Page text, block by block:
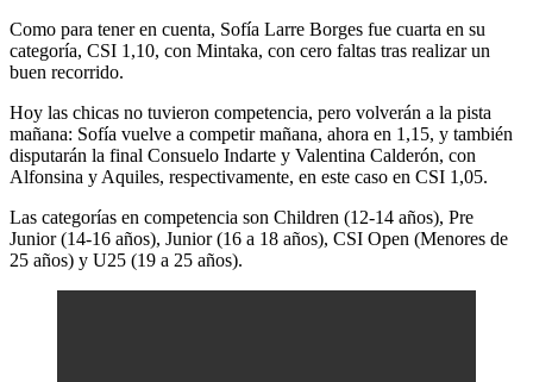
Como para tener en cuenta, Sofía Larre Borges fue cuarta en su
categoría, CSI 1,10, con Mintaka, con cero faltas tras realizar un
buen recorrido.
Hoy las chicas no tuvieron competencia, pero volverán a la pista
mañana: Sofía vuelve a competir mañana, ahora en 1,15, y también
disputarán la final Consuelo Indarte y Valentina Calderón, con
Alfonsina y Aquiles, respectivamente, en este caso en CSI 1,05.
Las categorías en competencia son Children (12-14 años), Pre
Junior (14-16 años), Junior (16 a 18 años), CSI Open (Menores de
25 años) y U25 (19 a 25 años).